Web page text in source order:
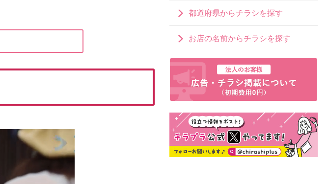
都道府県からチラシを探す
お店の名前からチラシを探す